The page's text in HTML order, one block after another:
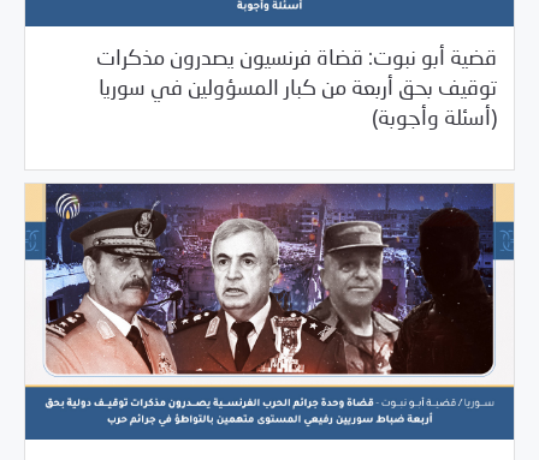
قضية أبو نبوت: قضاة فرنسيون يصدرون مذكرات
توقيف بحق أربعة من كبار المسؤولين في سوريا
(أسئلة وأجوبة)
10/19/2023
2023
/بيانات المركز